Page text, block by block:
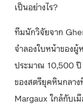
เป็นอย่างไร?
ทีมนักวิจัยจาก
จำลองใบหน้าของ
ประมาณ 10,500 ปี
ของสตรียุคหินกลา
Margaux ใกล้กับเ